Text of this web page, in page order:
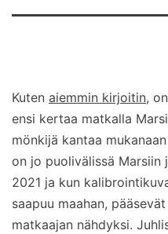
Kuten aiemmin kirjoitin,
ensi kertaa matkalla
mönkijä kantaa
on jo puolivälissä Marsiin
2021 ja kun
saapuu maahan,
matkaajan nähdyksi.